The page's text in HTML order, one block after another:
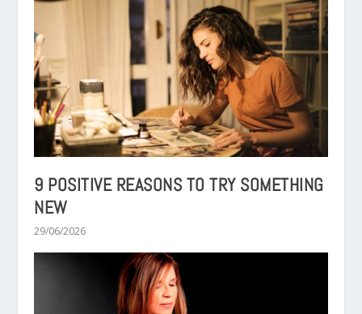
9 POSITIVE REASONS TO TRY SOMETHING
NEW
29/06/2026